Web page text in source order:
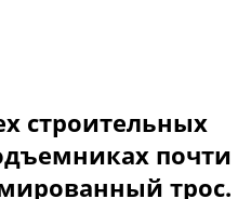
строительных
почти
трос.